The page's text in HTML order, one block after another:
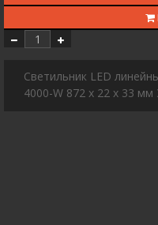
Светильник LED
4000-W 872 х 22 х 33 мм